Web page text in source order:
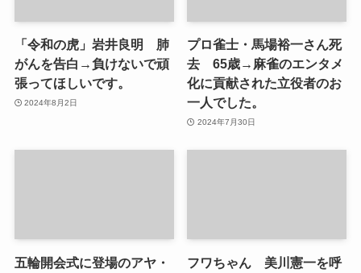
「令和の虎」岩井良明 肺
がんを告白→負けないで頑
張ってほしいです。
2024年8月2日
プロ雀士・馬場裕一さん死
去 65歳→麻雀のエンタメ
化に貢献された立役者のお
一人でした。
2024年7月30日
五輪開会式に登場のアヤ・
フワちゃん 美川憲一を呼